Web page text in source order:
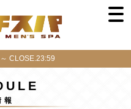
CLOSE.23:59
報